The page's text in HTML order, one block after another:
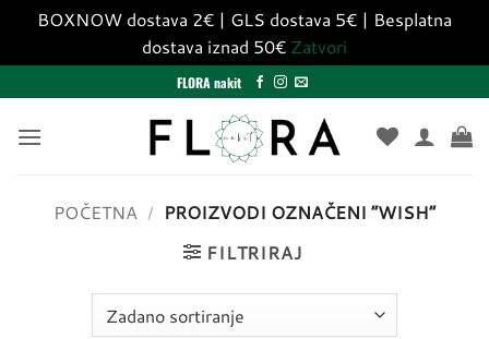
BOXNOW dostava 2€ | GLS dostava 5€ | Besplatna
dostava iznad 50€ Zatvori
to
content
FLORA nakit
POČETNA / PROIZVODI OZNAČENI “WISH”
FILTRIRAJ